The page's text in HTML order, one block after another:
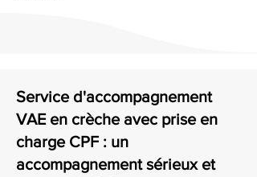
Service d'accompagnement
VAE en crèche avec prise en
charge CPF : un
accompagnement sérieux et